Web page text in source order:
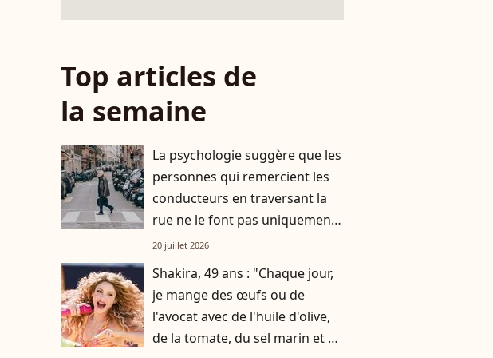
Top articles de
la semaine
La psychologie suggère que les
personnes qui remercient les
conducteurs en traversant la
rue ne le font pas uniquement
par gratitude
20 juillet 2026
Shakira, 49 ans : "Chaque jour,
je mange des œufs ou de
l'avocat avec de l'huile d'olive,
de la tomate, du sel marin et un